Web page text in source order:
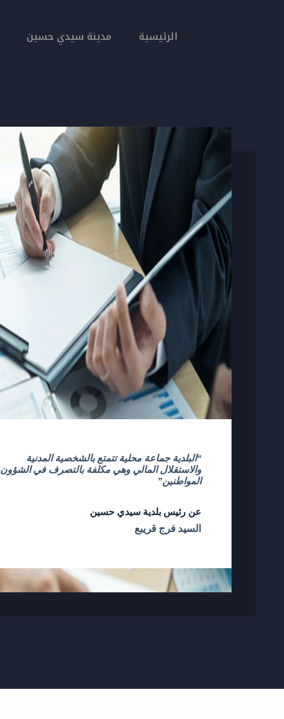
الرئيسية مدينة سيدي حسين
“البلدية جماعة محلية تتمتع بالشخصية المدنية
والاستقلال المالي وهي مكلفة بالتصرف في الشؤون
المواطنين”
عن رئيس بلدية سيدي حسين
السيد فرج قريبع